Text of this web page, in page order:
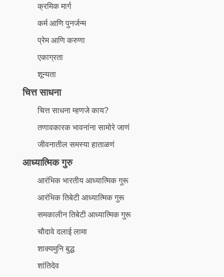
क्रमिक मार्ग
कर्म आणि पुनर्जन्म
प्रेम आणि करुणा
एकाग्रता
शून्यता
चित्त साधना
चित्त साधना म्हणजे काय?
तणावकारक भावनांना सामोरे जाणं
जीवनातील समस्या हाताळणं
आध्यात्मिक गुरु
आरंभिक भारतीय आध्यात्मिक गुरू
आरंभिक तिबेटी आध्यात्मिक गुरू
समकालीन तिबेटी आध्यात्मिक गुरू
चौदावे दलाई लामा
शाक्यमुनि बुद्ध
शांतिदेव